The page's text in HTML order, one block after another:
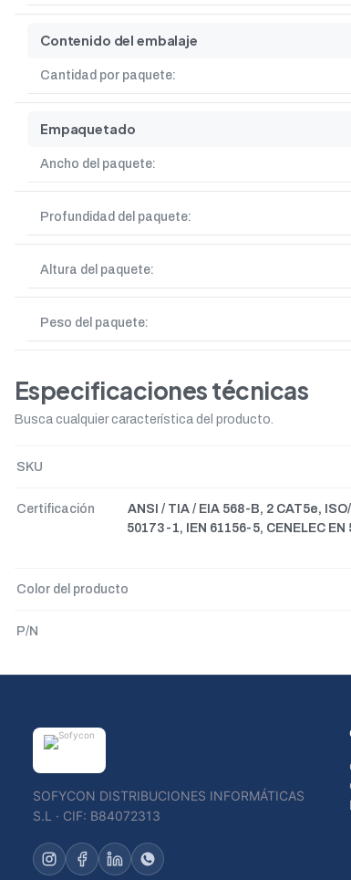
Contenido del embalaje
Cantidad por paquete:
Empaquetado
Ancho del paquete:
Profundidad del paquete:
Altura del paquete:
Peso del paquete:
Especificaciones técnicas
Busca cualquier característica del producto.
SKU
Certificación
ANSI / TIA / EIA 568-B, 2 CAT5e,
50173-1, IEN 61156-5, CENELEC
Color del producto
P/N
SOFYCON DISTRIBUCIONES INFORMÁTICAS
S.L · CIF: B84072313